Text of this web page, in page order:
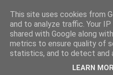
This site uses cookies from
and to analyze traffic. Your
shared with Google along
metrics to ensure quality of
statistics, and to detect and
LEARN